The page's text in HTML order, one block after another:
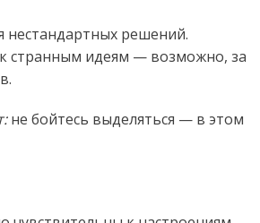
нестандартных решений.
странным идеям — возможно, за
не бойтесь выделяться — в этом